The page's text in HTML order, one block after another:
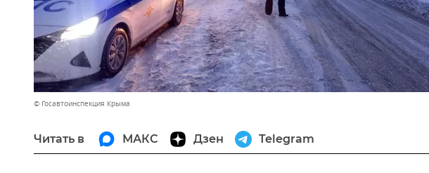
© Госавтоинспекция Крыма
Читать в МАКС Дзен Telegram